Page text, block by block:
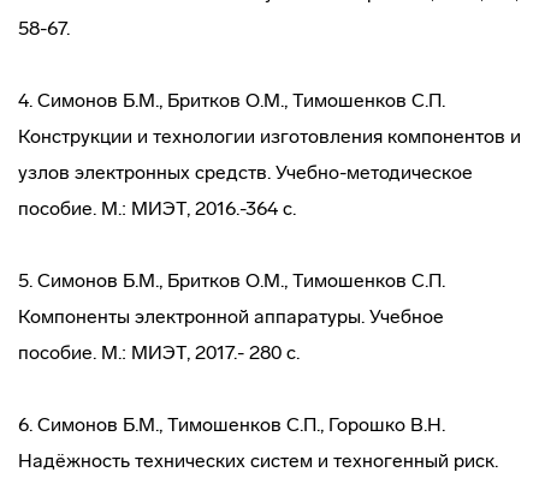
58-67.
4. Симонов Б.М., Бритков О.М., Тимошенков С.П.
Конструкции и технологии изготовления компонентов и
узлов электронных средств. Учебно-методическое
пособие. М.: МИЭТ, 2016.-364 с.
5. Симонов Б.М., Бритков О.М., Тимошенков С.П.
Компоненты электронной аппаратуры. Учебное
пособие. М.: МИЭТ, 2017.- 280 с.
6. Симонов Б.М., Тимошенков С.П., Горошко В.Н.
Надёжность технических систем и техногенный риск.